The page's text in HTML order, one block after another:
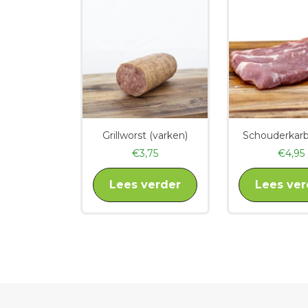
Grillworst (varken)
€3,75
Lees verder
€4,95
Lees